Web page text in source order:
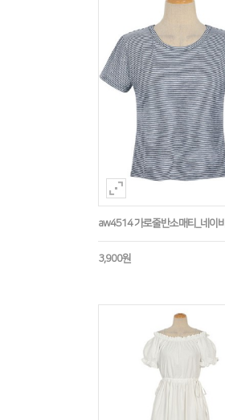
aw4514 가로줄반소매티_네이비
3,900원